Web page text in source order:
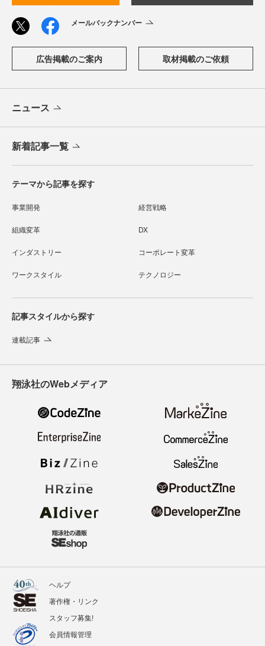
メールバックナンバー
広告掲載のご案内 取材掲載のご依頼
ニュース
新着記事一覧
テーマから記事を探す
事業開発 経営戦略
組織変革 DX
インダストリー コーポレート変革
ワークスタイル テクノロジー
記事スタイルから探す
連載記事
翔泳社のWebメディア
ヘルプ
著作権・リンク
スタッフ募集!
会員情報管理